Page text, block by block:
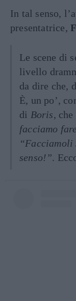
In tal senso,
presentatrice,
Le scene di
livello
da dire che,
È, un po’,
di Boris,
facciamo
“Facciamoli
senso!”.